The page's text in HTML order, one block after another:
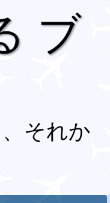
ブ
それか